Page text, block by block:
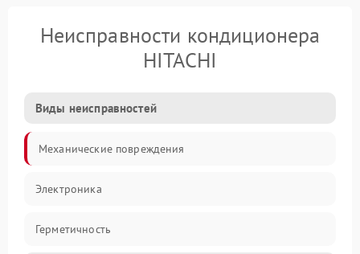
Неисправности кондиционера
HITACHI
Виды неисправностей
Механические повреждения
Электроника
Герметичность